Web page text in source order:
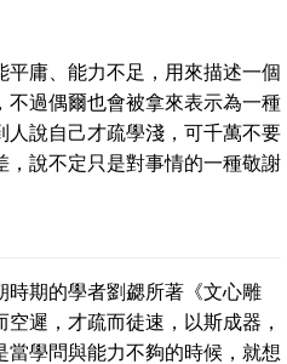
平庸、能力不足，用來描述一個
不過偶爾也會被拿來表示為一種
人說自己才疏學淺，可千萬不要
，說不定只是對事情的一種敬謝
時期的學者劉勰所著《文心雕
遲，才疏而徒速，以斯成器，
當學問與能力不夠的時候，就想